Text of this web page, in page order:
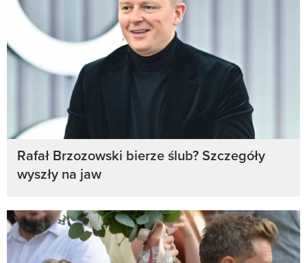
Rafał Brzozowski bierze ślub? Szczegóły
wyszły na jaw